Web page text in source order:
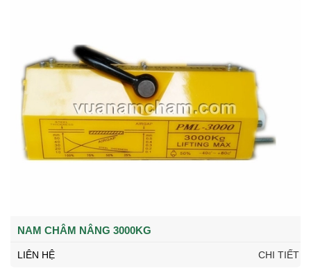
NAM CHÂM NÂNG 3000KG
LIÊN HỆ CHI TIẾT